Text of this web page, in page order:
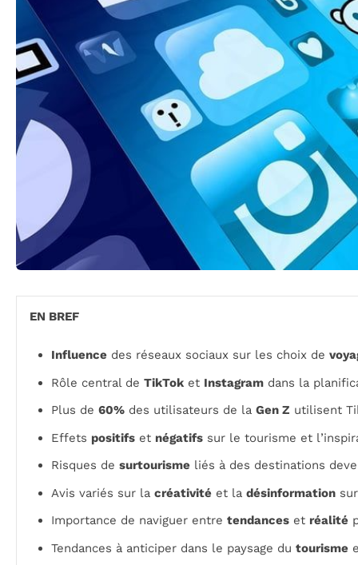
EN BREF
Influence des réseaux sociaux sur les choix de
Rôle central de TikTok et Instagram dans la
Plus de 60% des utilisateurs de la Gen Z utilisent
Effets positifs et négatifs sur le tourisme et
Risques de surtourisme liés à des destinations
Avis variés sur la créativité et la désinformation
Importance de naviguer entre tendances et réalité
Tendances à anticiper dans le paysage du tourisme